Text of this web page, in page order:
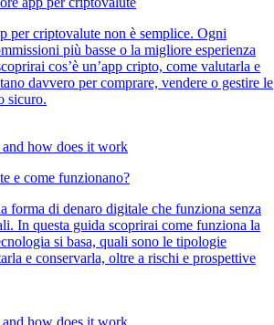
per criptovalute non è semplice. Ogni
più basse o la migliore esperienza
cos’è un’app cripto, come valutarla e
davvero per comprare, vendere o gestire le
sicuro.
e come funzionano?
forma di denaro digitale che funziona senza
In questa guida scoprirai come funziona la
si basa, quali sono le tipologie
e conservarla, oltre a rischi e prospettive